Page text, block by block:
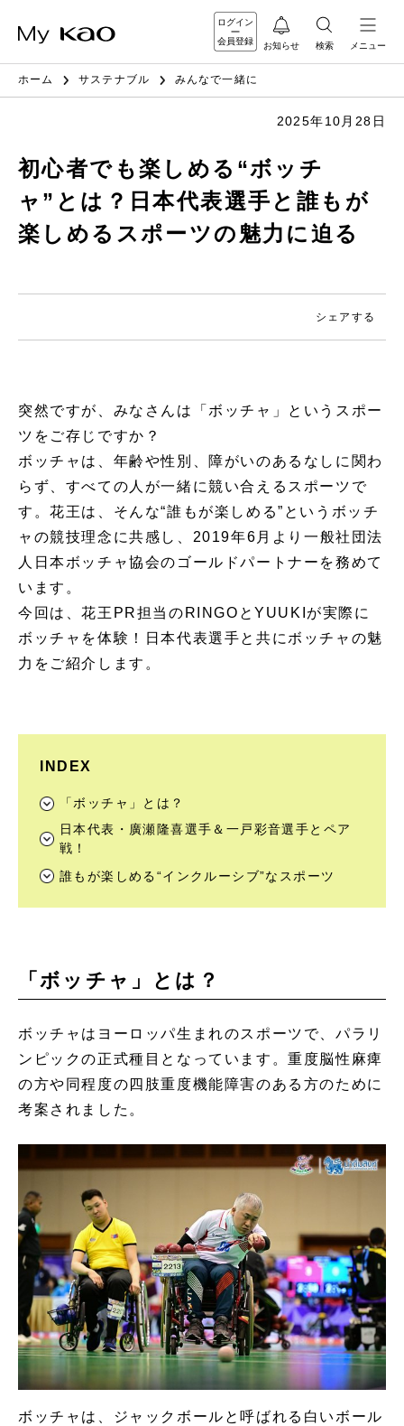
ログイン
会員登録
お知らせ 検索 メニュー
ホーム サステナブル みんなで一緒に
2025年10月28日
初心者でも楽しめる“ボッチ
ャ”とは？日本代表選手と誰もが
楽しめるスポーツの魅力に迫る
シェアする
突然ですが、みなさんは「ボッチャ」というスポー
ツをご存じですか？
ボッチャは、年齢や性別、障がいのあるなしに関わ
らず、すべての人が一緒に競い合えるスポーツで
す。花王は、そんな“誰もが楽しめる”というボッチ
ャの競技理念に共感し、2019年6月より一般社団法
人日本ボッチャ協会のゴールドパートナーを務めて
います。
今回は、花王PR担当のRINGOとYUUKIが実際に
ボッチャを体験！日本代表選手と共にボッチャの魅
力をご紹介します。
INDEX
「ボッチャ」とは？
日本代表・廣瀬隆喜選手＆一戸彩音選手とペア
戦！
誰もが楽しめる“インクルーシブ”なスポーツ
「ボッチャ」とは？
ボッチャはヨーロッパ生まれのスポーツで、パラリ
ンピックの正式種目となっています。重度脳性麻痺
の方や同程度の四肢重度機能障害のある方のために
考案されました。
ボッチャは、ジャックボールと呼ばれる白いボール